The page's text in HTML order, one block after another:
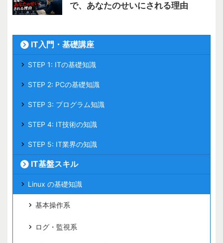
で、あなたのせいにされる理由
IT入門・基礎講座
STEP 1: ITの基礎知識
STEP 2: PCの基礎知識
STEP 3: プログラム知識
STEP 4: IT技術の知識
STEP 5: IT業界の知識
IT基盤スキル
Linux の基礎知識
基本操作系
ログ・監視系